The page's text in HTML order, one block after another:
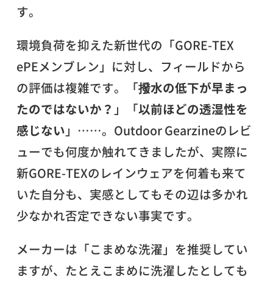
す。
環境負荷を抑えた新世代の「GORE-TEX
ePEメンブレン」に対し、フィールドから
の評価は複雑です。「撥水の低下が早まっ
たのではないか？ 」「以前ほどの透湿性を
感じない 」……。Outdoor Gearzineのレビ
ューでも何度か触れてきましたが、実際に
新GORE-TEXのレインウェアを何着も来て
いた自分も、実感としてもその辺は多かれ
少なかれ否定できない事実です。
メーカーは「こまめな洗濯」を推奨してい
ますが、たとえこまめに洗濯したとしても